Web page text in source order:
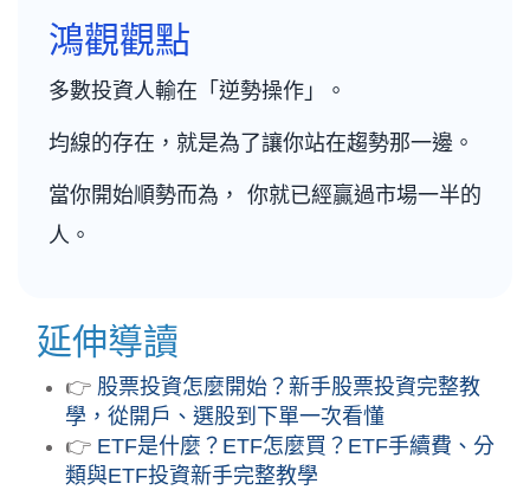
鴻觀觀點
多數投資人輸在「逆勢操作」。
均線的存在，就是為了讓你站在趨勢那一邊。
當你開始順勢而為， 你就已經贏過市場一半的
人。
延伸導讀
👉 股票投資怎麼開始？新手股票投資完整教
學，從開戶、選股到下單一次看懂
👉 ETF是什麼？ETF怎麼買？ETF手續費、分
類與ETF投資新手完整教學